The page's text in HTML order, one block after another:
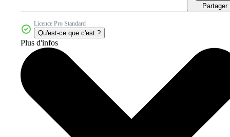
Partager
Licence Pro Standard
Qu'est-ce que c'est ?
Plus d'infos